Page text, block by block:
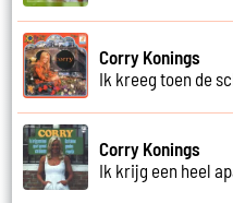
Corry Konings
Ik kreeg toen de
Corry Konings
Ik krijg een heel